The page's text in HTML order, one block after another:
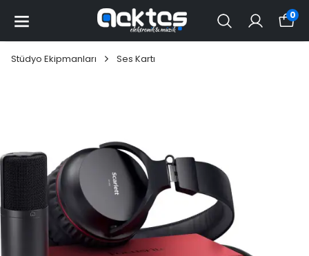
0
Stüdyo Ekipmanları Ses Kartı